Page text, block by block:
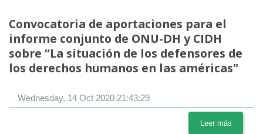
Convocatoria de aportaciones para el
informe conjunto de ONU-DH y CIDH
sobre “La situación de los defensores de
los derechos humanos en las américas"
Wednesday, 14 Oct 2020 21:43:29
Leer más